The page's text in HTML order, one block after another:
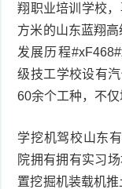
翔职业培训学校
方米的山东蓝翔
发展历程
级技工学校设有
60余个工种，不仅
学挖机驾校山东
院拥有拥有实习
置挖掘机装载机